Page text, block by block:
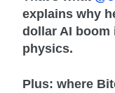
explains why
dollar AI
physics.
Plus: where